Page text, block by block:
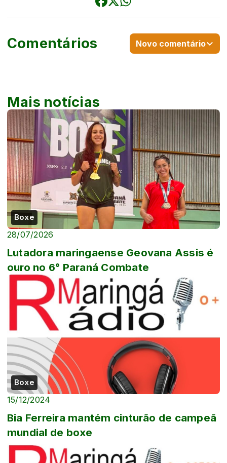
Comentários Novo comentário
Mais notícias
Boxe
28/07/2026
Lutadora maringaense Geovana Assis é
ouro no 6° Paraná Combate
Boxe
15/12/2024
Bia Ferreira mantém cinturão de campeã
mundial de boxe